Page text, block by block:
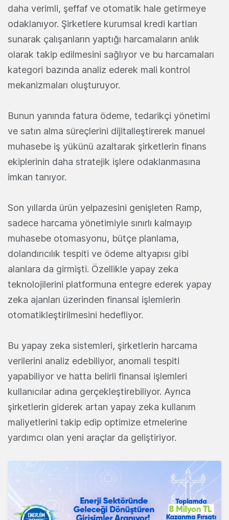
daha verimli, şeffaf ve otomatik hale getirmeye
odaklanıyor. Şirketlere kurumsal kredi kartları
sunarak çalışanların yaptığı harcamaların anlık
olarak takip edilmesini sağlıyor ve bu harcamaları
kategori bazında analiz ederek mali kontrol
mekanizmaları oluşturuyor.
Bunun yanında fatura ödeme, tedarikçi yönetimi
ve satın alma süreçlerini dijitalleştirerek manuel
muhasebe iş yükünü azaltarak şirketlerin finans
ekiplerinin daha stratejik işlere odaklanmasına
imkan tanıyor.
Son yıllarda ürün yelpazesini genişleten Ramp,
sadece harcama yönetimiyle sınırlı kalmayıp
muhasebe otomasyonu, bütçe planlama,
dolandırıcılık tespiti ve ödeme altyapısı gibi
alanlara da girmişti. Özellikle yapay zeka
teknolojilerini platformuna entegre ederek yapay
zeka ajanları üzerinden finansal işlemlerin
otomatikleştirilmesini hedefliyor.
Bu yapay zeka sistemleri, şirketlerin harcama
verilerini analiz edebiliyor, anomali tespiti
yapabiliyor ve hatta belirli finansal işlemleri
kullanıcılar adına gerçekleştirebiliyor. Ayrıca
şirketlerin giderek artan yapay zeka kullanım
maliyetlerini takip edip optimize etmelerine
yardımcı olan yeni araçlar da geliştiriyor.